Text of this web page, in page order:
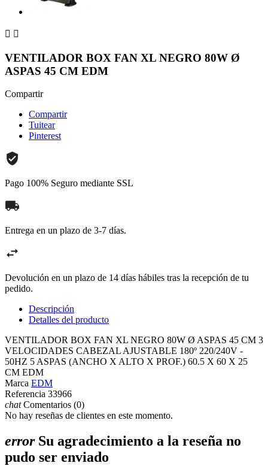
 
VENTILADOR BOX FAN XL NEGRO 80W Ø
ASPAS 45 CM EDM
Compartir
Compartir
Tuitear
Pinterest
Pago 100% Seguro mediante SSL
Entrega en un plazo de 3-7 días.
Devolución en un plazo de 14 días hábiles tras la recepción de tu
pedido.
Descripción
Detalles del producto
VENTILADOR BOX FAN XL NEGRO 80W Ø ASPAS 45 CM 3
VELOCIDADES CABEZAL AJUSTABLE 180º 220/240V -
50HZ 5 ASPAS (ANCHO X ALTO X PROF.) 60.5 X 60 X 25
CM EDM
Marca EDM
Referencia 33966
chatComentarios (0)
No hay reseñas de clientes en este momento.
errorSu agradecimiento a la reseña no
pudo ser enviado